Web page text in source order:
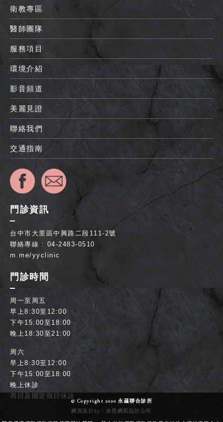
衛教專區
醫師團隊
服務項目
環境介紹
影音頻道
美麗見證
聯絡我們
交通指南
門診資訊
台中市大里區中興路二段111-2號
聯絡專線 : 04-2483-0510
m.me/yyclinic
門診時間
周一至周五
早上8:30至12:00
下午15:00至18:00
晚上18:30至21:00
周六
早上8:30至12:00
下午15:00至18:00
晚上休診
周日及國定假日休診
© Copyright 2020 永蘊聯合診所
網頁設計 by：奈思網頁設計公司